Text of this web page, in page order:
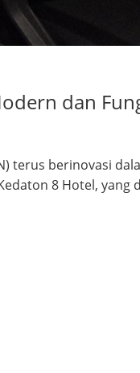
dan
terus berinovasi
8 Hotel, yang